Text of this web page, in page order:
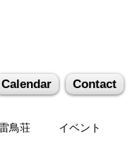
Calendar Contact
鳥荘 イベント